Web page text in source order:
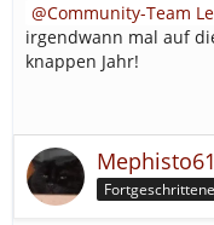
Community-Team
irgendwann mal auf
knappen Jahr!